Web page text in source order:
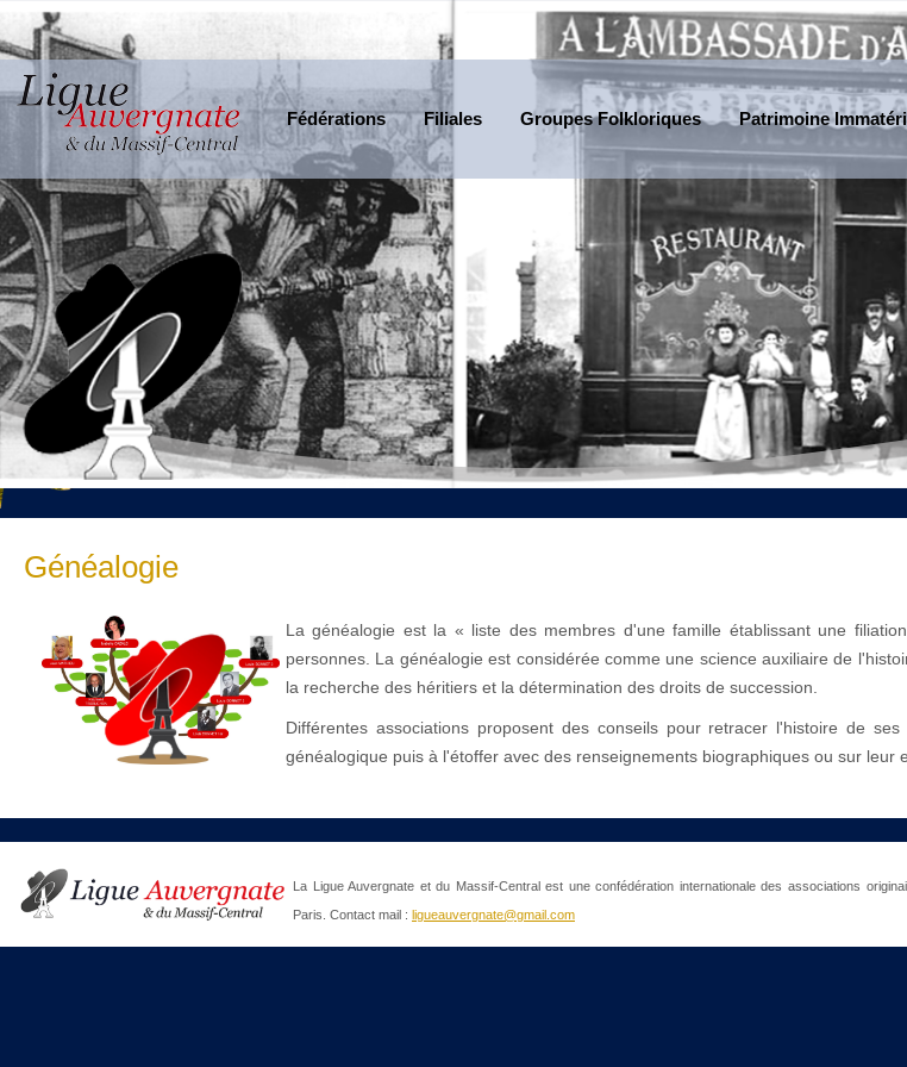
Fédérations Filiales Groupes Folkloriques Patrimoine
Généalogie
La généalogie est la « liste des membres d'une famille établissant une
personnes. La généalogie est considérée comme une science auxiliaire de
la recherche des héritiers et la détermination des droits de succession.
Différentes associations proposent des conseils pour retracer l'histoire de
généalogique puis à l'étoffer avec des renseignements biographiques ou sur leur
La Ligue Auvergnate et du Massif-Central est une confédération internationale des associations
Paris. Contact mail : ligueauvergnate@gmail.com